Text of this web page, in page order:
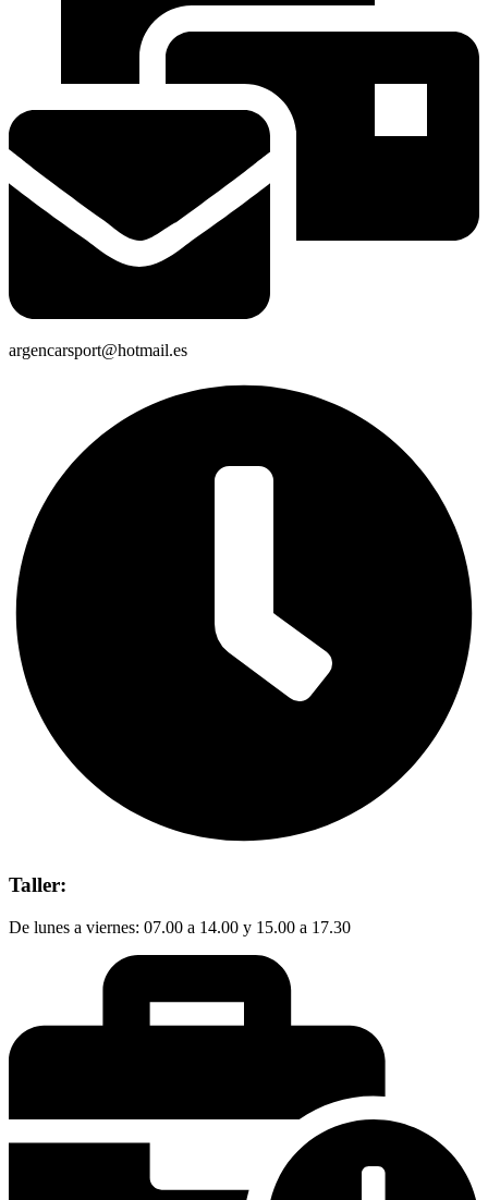
argencarsport@hotmail.es
Taller:
De lunes a viernes: 07.00 a 14.00 y 15.00 a 17.30